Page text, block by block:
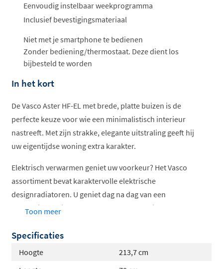
ophalen...
Eenvoudig instelbaar weekprogramma
Inclusief bevestigingsmateriaal
Niet met je smartphone te bedienen
Zonder bediening/thermostaat. Deze dient los
bijbesteld te worden
In het kort
De Vasco Aster HF-EL met brede, platte buizen is de
perfecte keuze voor wie een minimalistisch interieur
nastreeft. Met zijn strakke, elegante uitstraling geeft hij
uw eigentijdse woning extra karakter.
Elektrisch verwarmen geniet uw voorkeur? Het Vasco
assortiment bevat karaktervolle elektrische
designradiatoren. U geniet dag na dag van een
authentiek design en het gemak van elektrische
om het verbruik nauwkeurig te regelen. De warmte
wordt gelijkmatig verdeeld dankzij individuele
Toon meer
Specificaties
Hoogte
213,7 cm